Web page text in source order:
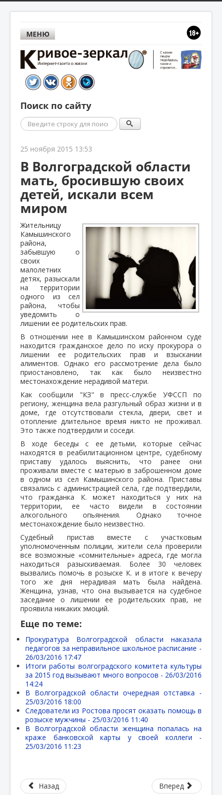
МЕНЮ
Поиск по сайту
Поиск
25 ноября 2015 13:53
В Волгоградской области
мать, бросившую своих
детей, искали всем
миром
Жительницу
Камышинского
района,
забывшую о
своих
малолетних
детях, разыскали
на территории
одного из сел
района, чтобы
уведомить о
лишении ее родительских прав.
В отношении нее в Камышинском районном суде
находится гражданское дело по иску прокурора о
лишении ее родительских прав и взыскании
алиментов. Однако его рассмотрение дела было
приостановлено, так как было неизвестно
местонахождение нерадивой матери.
Как сообщили "КЗ" в пресс-службе УФССП по
региону, женщина вела разгульный образ жизни и в
доме, где отсутствовали стекла, двери, свет и
отопление длительное время никто не проживал.
Это также подтвердили и соседи.
В ходе беседы с ее детьми, которые сейчас
находятся в реабилитационном центре, судебному
приставу удалось выяснить, что ранее они
проживали вместе с матерью в заброшенном доме
в одном из сел Камышинского района. Приставы
связались с администрацией села, где подтвердили,
что гражданка К. может находиться у них на
территории, ее часто видели в состоянии
алкогольного опьянения. Однако точное
местонахождение было неизвестно.
Судебный пристав вместе с участковым
уполномоченным полиции, жители села проверили
все возможные «сомнительные» адреса, где могла
находиться разыскиваемая. Более 30 человек
вызвались помочь в розыске К. и в итоге к вечеру
того же дня нерадивая мать была найдена.
Женщина, узнав, что она вызывается на судебное
заседание о лишении ее родительских прав, не
проявила никаких эмоций.
Еще по теме:
Прокуратура Волгоградской области наказала
педагогов за неправильное школьное расписание -
26/03/2016 17:47
Итоги работы волгоградского комитета культуры
за 2015 год вызывают много вопросов - 26/03/2016
14:24
В Волгоградской области очередная отставка -
25/03/2016 18:00
Следователи из Ростова просят оказать помощь в
розыске мужчины - 25/03/2016 11:40
В Волгоградской области женщина попалась на
краже банковской карты у своей коллеги -
25/03/2016 11:23
Назад Вперед